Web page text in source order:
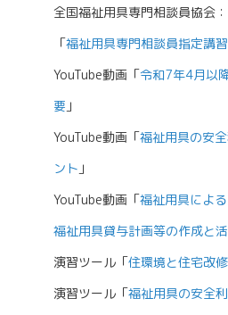
全国福祉用具専門相談員協会：
「福祉用具専門相談員指定講
YouTube動画「令和7年4月以
要 」
YouTube動画「福祉用具の安
ント 」
YouTube動画「福祉用具によ
福祉用具貸与計画等の作成と
演習ツール「住環境と住宅改修
演習ツール「福祉用具の安全